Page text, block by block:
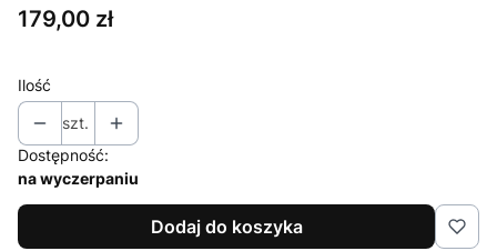
Cena
179,00 zł
Ilość
szt.
Dostępność:
na wyczerpaniu
Dodaj do koszyka